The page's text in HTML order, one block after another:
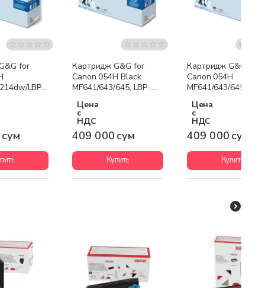
MF428x/MF429x
for
LBP215x/MF421dw/MF426dw/MF428x/MF429x
Картридж G&G for
Canon 054H Black
MF641/643/645, LBP-
Black
Цена
с
НДС
409 000 сум
Купить
Картридж G&G for
Canon 054H
MF641/643/645,
Yellow
Цена
с
НДС
409 000 сум
Купить